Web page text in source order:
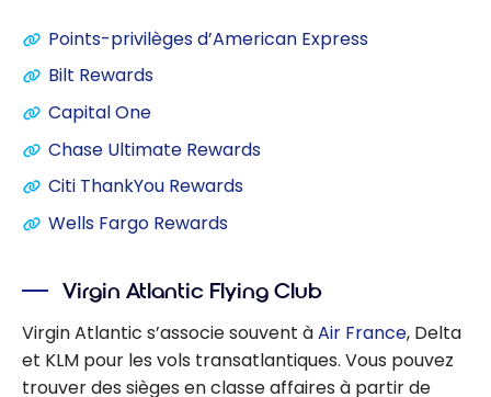
Points-privilèges d’American Express
Bilt Rewards
Capital One
Chase Ultimate Rewards
Citi ThankYou Rewards
Wells Fargo Rewards
Virgin Atlantic Flying Club
Virgin Atlantic s’associe souvent àAir France, Delta
et KLM pour les vols transatlantiques. Vous pouvez
trouver des sièges en classe affaires à partir de